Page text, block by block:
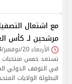
مرشحين لـ كأس
الأربعاء 20/نوفمبر/2024 - 06:22 م
البطولة الولايات